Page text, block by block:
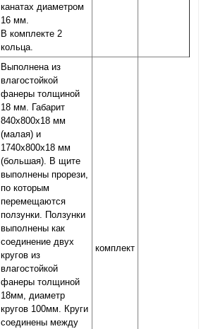
канатах диаметром
16 мм.
В комплекте 2
кольца.
Выполнена из
влагостойкой
фанеры толщиной
18 мм. Габарит
840х800х18 мм
(малая) и
1740х800х18 мм
(большая). В щите
выполнены прорези,
по которым
перемещаются
ползунки. Ползунки
выполнены как
соединение двух
кругов из
влагостойкой
фанеры толщиной
18мм, диаметр
кругов 100мм. Круги
соединены между
комплект